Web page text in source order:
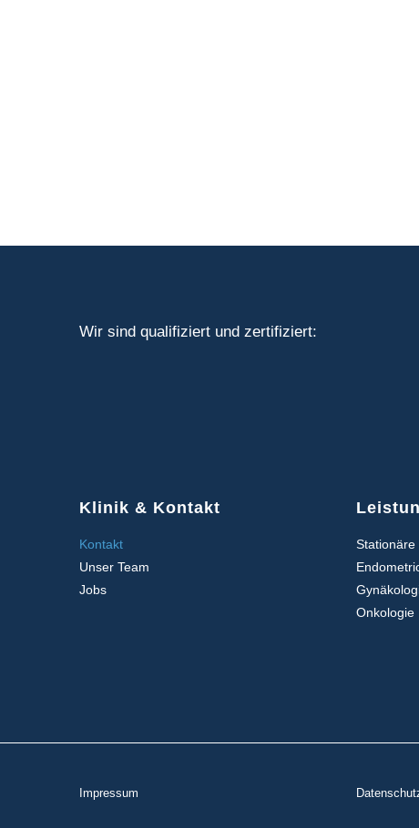
Wir sind qualifiziert und zertifiziert:
Klinik & Kontakt
Kontakt
Unser Team
Jobs
Stationäre
Onkologie
Impressum